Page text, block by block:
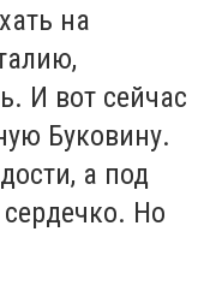
на
И вот сейчас
Буковину.
а под
Но